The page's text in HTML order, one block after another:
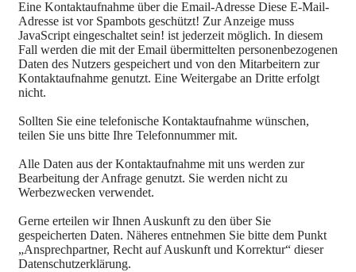
Eine Kontaktaufnahme über die Email-Adresse Diese E-Mail-
Adresse ist vor Spambots geschützt! Zur Anzeige muss
JavaScript eingeschaltet sein! ist jederzeit möglich. In diesem
Fall werden die mit der Email übermittelten personenbezogenen
Daten des Nutzers gespeichert und von den Mitarbeitern zur
Kontaktaufnahme genutzt. Eine Weitergabe an Dritte erfolgt
nicht.
Sollten Sie eine telefonische Kontaktaufnahme wünschen,
teilen Sie uns bitte Ihre Telefonnummer mit.
Alle Daten aus der Kontaktaufnahme mit uns werden zur
Bearbeitung der Anfrage genutzt. Sie werden nicht zu
Werbezwecken verwendet.
Gerne erteilen wir Ihnen Auskunft zu den über Sie
gespeicherten Daten. Näheres entnehmen Sie bitte dem Punkt
„Ansprechpartner, Recht auf Auskunft und Korrektur“ dieser
Datenschutzerklärung.